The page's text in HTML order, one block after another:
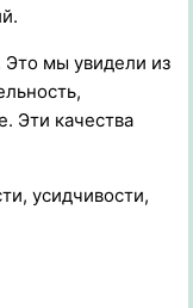
Это мы увидели из
Эти качества
усидчивости,